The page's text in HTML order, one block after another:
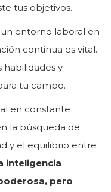
tus objetivos.
un entorno laboral en
continua es vital.
habilidades y
tu campo.
en constante
la búsqueda de
y el equilibrio entre
inteligencia
pero